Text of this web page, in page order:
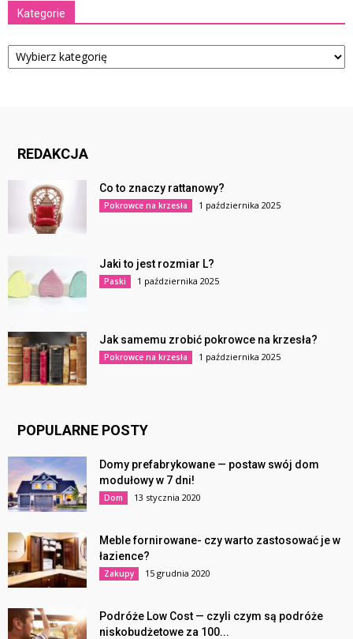
Kategorie
Kategorie
REDAKCJA
Co to znaczy rattanowy?
Pokrowce na krzesła 1 października 2025
Jaki to jest rozmiar L?
Paski 1 października 2025
Jak samemu zrobić pokrowce na krzesła?
Pokrowce na krzesła 1 października 2025
POPULARNE POSTY
Domy prefabrykowane — postaw swój dom
modułowy w 7 dni!
Dom 13 stycznia 2020
Meble fornirowane- czy warto zastosować je w
łazience?
Zakupy 15 grudnia 2020
Podróże Low Cost — czyli czym są podróże
niskobudżetowe za 100...